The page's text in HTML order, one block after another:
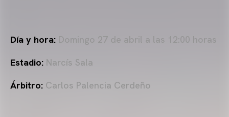
Día y hora: Domingo 27 de abril a las 12:00 horas
Estadio: Narcís Sala
Árbitro: Carlos Palencia Cerdeño